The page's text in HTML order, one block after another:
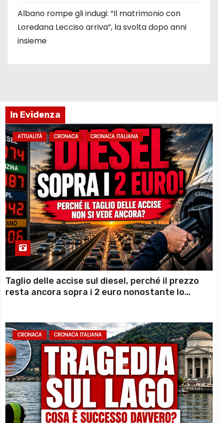
Albano rompe gli indugi: “Il matrimonio con
Loredana Lecciso arriva”, la svolta dopo anni
insieme
In Evidenza
ATTUALITÀ CRONACA CRONACA ITALIANA
Taglio delle accise sul diesel, perché il prezzo
resta ancora sopra i 2 euro nonostante lo
CRONACA CRONACA ITALIANA